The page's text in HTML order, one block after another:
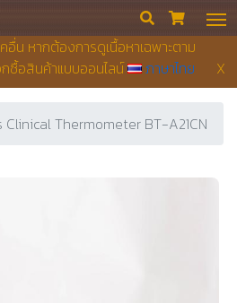
อื่น หากต้องการดูเนื้อหาเฉพาะตาม
ซื้อสินค้าแบบออนไลน์
ภาษาไทย X
 
Clinical Thermometer BT-A21CN